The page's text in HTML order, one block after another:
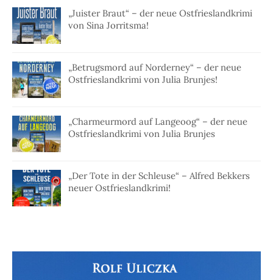
„Juister Braut“ – der neue Ostfrieslandkrimi
von Sina Jorritsma!
„Betrugsmord auf Norderney“ – der neue
Ostfrieslandkrimi von Julia Brunjes!
„Charmeurmord auf Langeoog“ – der neue
Ostfrieslandkrimi von Julia Brunjes
„Der Tote in der Schleuse“ – Alfred Bekkers
neuer Ostfrieslandkrimi!